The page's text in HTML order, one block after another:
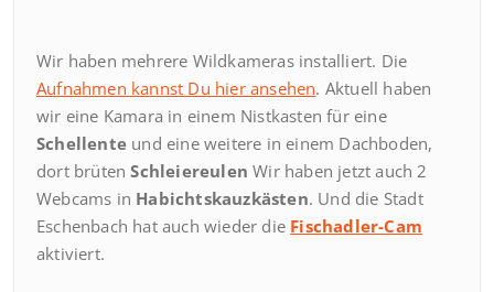
Wir haben mehrere Wildkameras installiert. Die
Aufnahmen kannst Du hier ansehen. Aktuell haben
wir eine Kamara in einem Nistkasten für eine
Schellente und eine weitere in einem Dachboden,
dort brütenSchleiereulen Wir haben jetzt auch 2
Webcams in Habichtskauzkästen. Und die Stadt
Eschenbach hat auch wieder die Fischadler-Cam
aktiviert.